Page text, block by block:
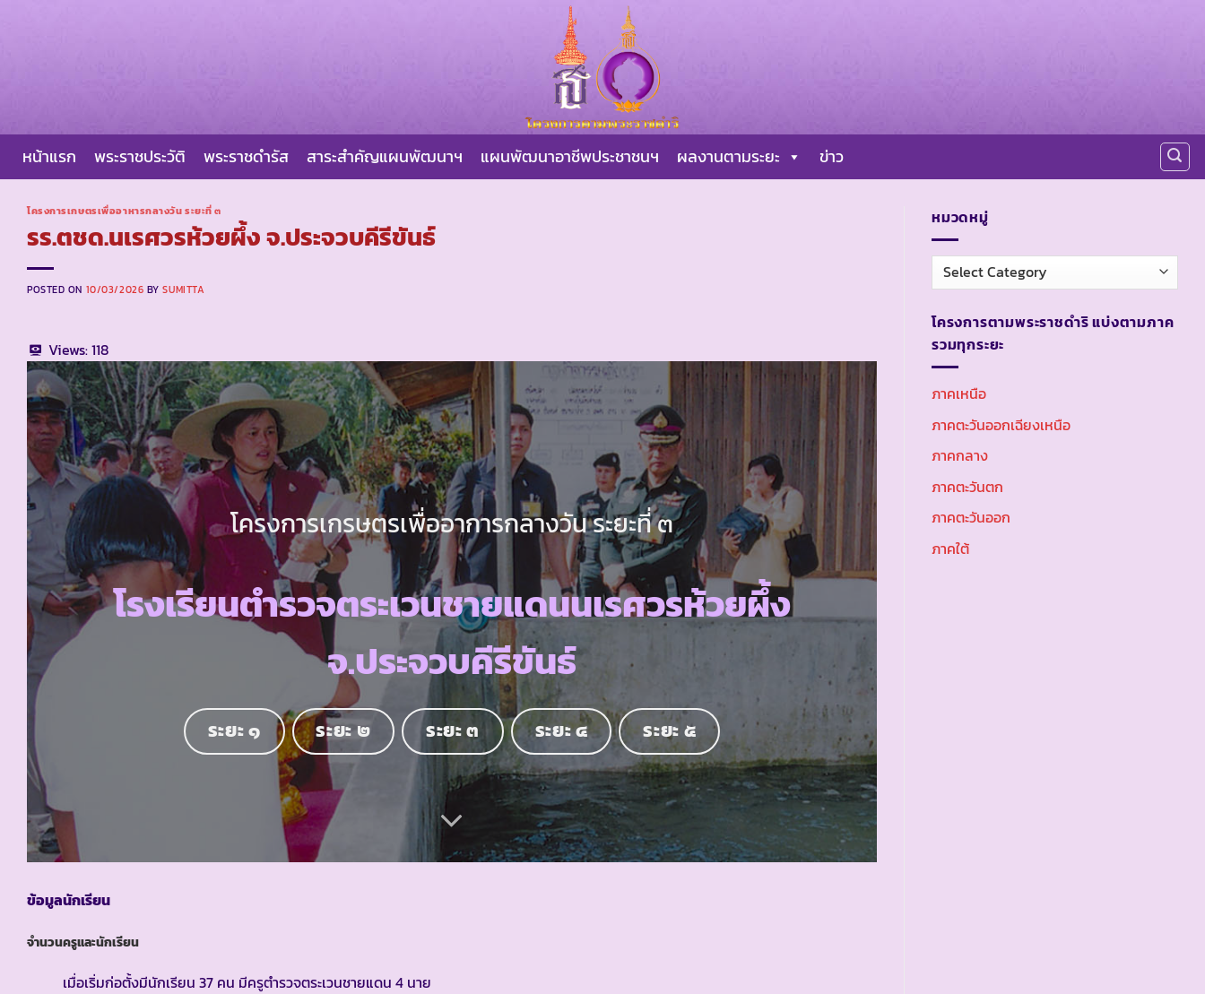
หน้าแรก พระราชประวัติ พระราชดำรัส สาระสำคัญแผนพัฒนาฯ แผนพัฒนาอาชีพประชาชนฯ ผลงานตามระยะ ข่าว
โครงการเกษตรเพื่ออาหารกลางวัน ระยะที่ ๓
รร.ตชด.นเรศวรห้วยผึ้ง จ.ประจวบคีรีขันธ์
POSTED ON 10/03/2026 BYSUMITTA
Views:118
โครงการเกรษตรเพื่ออาการกลางวัน ระยะที่ ๓
โรงเรียนตำรวจตระเวนชายแดนนเรศวรห้วยผึ้ง
จ.ประจวบคีรีขันธ์
ระยะ ๑ ระยะ ๒ ระยะ ๓ ระยะ ๔ ระยะ ๕
ข้อมูลนักเรียน
จำนวนครูและนักเรียน
เมื่อเริ่มก่อตั้งมีนักเรียน 37 คน มีครูตำรวจตระเวนชายแดน 4 นาย
หมวดหมู่
หมวด
หมู่
โครงการตามพระราชดำริ แบ่งตามภาค
รวมทุกระยะ
ภาคเหนือ
ภาคตะวันออกเฉียงเหนือ
ภาคกลาง
ภาคตะวันตก
ภาคตะวันออก
ภาคใต้